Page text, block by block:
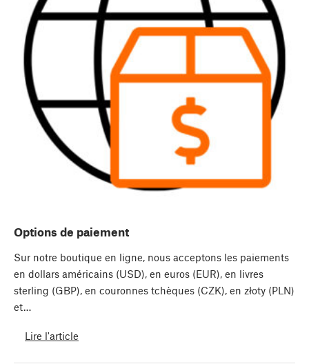
Options de paiement
Sur notre boutique en ligne, nous acceptons les paiements
en dollars américains (USD), en euros (EUR), en livres
sterling (GBP), en couronnes tchèques (CZK), en złoty (PLN)
et…
Lire l'article